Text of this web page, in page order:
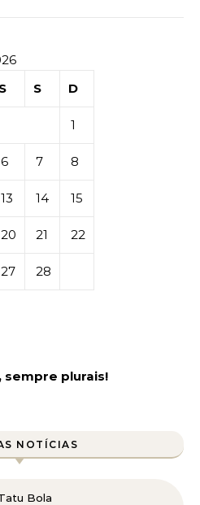
S S D
1
6 7 8
13 14 15
20 21 22
27 28
sempre plurais!
NOTÍCIAS
Bola